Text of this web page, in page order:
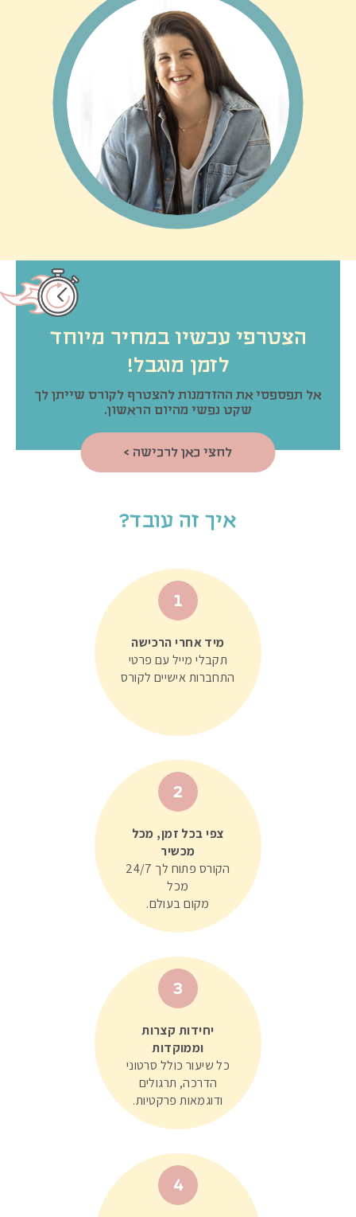
הצטרפי עכשיו במחיר מיוחד
לזמן מוגבל!
אל תפספסי את ההזדמנות להצטרף לקורס שייתן לך
שקט נפשי מהיום הראשון.
לחצי כאן לרכישה >
איך זה עובד?
1
מיד אחרי הרכישה
תקבלי מייל עם פרטי
התחברות אישיים לקורס
2
צפי בכל זמן, מכל
מכשיר
הקורס פתוח לך 24/7
מכל
מקום בעולם.
3
יחידות קצרות
וממוקדות
כל שיעור כולל סרטוני
הדרכה, תרגולים
ודוגמאות פרקטיות.
4